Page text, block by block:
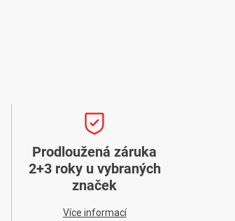
Prodloužená záruka
2+3 roky u vybraných
značek
Více informací